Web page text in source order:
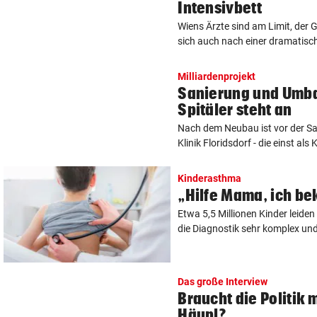
Intensivbett
Wiens Ärzte sind am Limit, der
sich auch nach einer
Milliardenprojekt
Sanierung und
Spitäler steht an
Nach dem Neubau ist vor der
Klinik Floridsdorf - die einst als
Kinderasthma
„Hilfe Mama, ich
Etwa 5,5 Millionen Kinder
die Diagnostik sehr komplex
Das große Interview
Braucht die Politik